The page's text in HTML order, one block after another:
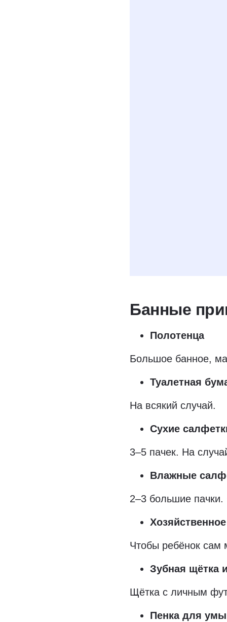
Банные
Полотенца
Большое банное,
Туалетная
На всякий случай.
Сухие
3–5 пачек. На
Влажные
2–3 большие
Чтобы ребёнок сам
Зубная щётка
Щётка с личным
Пенка для